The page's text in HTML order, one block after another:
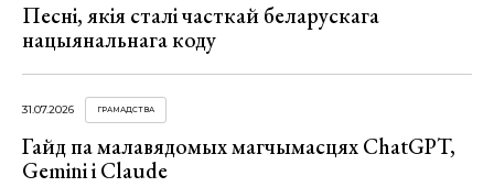
Песні, якія сталі часткай беларускага
нацыянальнага коду
31.07.2026 ГРАМАДСТВА
Гайд па малавядомых магчымасцях ChatGPT,
Gemini і Claude